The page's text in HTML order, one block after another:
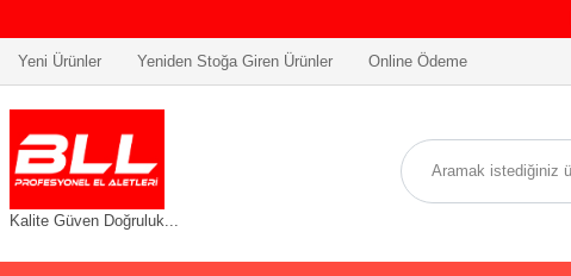
BİLAL
Yeni Ürünler Yeniden Stoğa Giren Ürünler Online Ödeme
Kalite Güven Doğruluk...